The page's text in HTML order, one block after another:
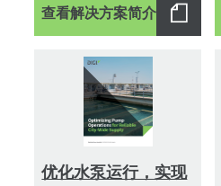
查看解决方案简介
优化水泵运行，实现